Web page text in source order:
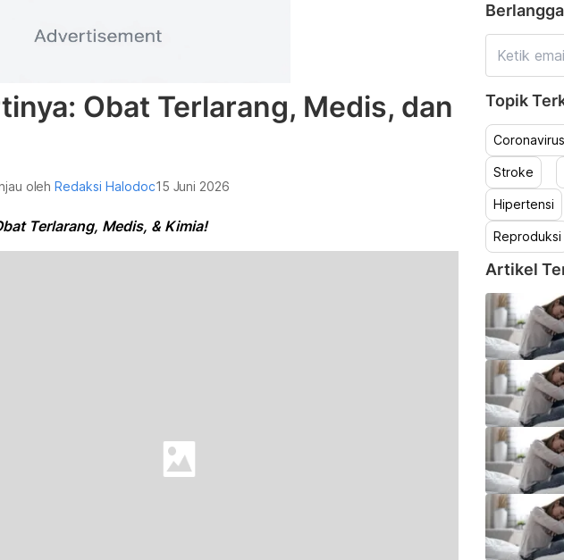
Obat Terlarang, Medis, dan
olehRedaksi Halodoc15 Juni 2026
Terlarang, Medis, & Kimia!
Topik
Coronavirus
Stroke
Hipertensi
Reproduksi
Artikel